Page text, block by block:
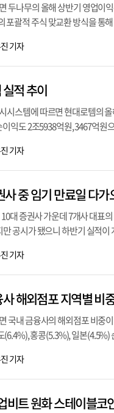
두나무의 올해 상반기 영업이
포괄적 주식 맞교환 방식을 통
기자
적 추이
시스템에 따르면 현대로템의
익도 2조5938억원, 3467억원
기자
중 임기 만료일 다
대 증권사 가운데 7개사 대표
공시가 됐으니 하반기 실적이
기자
해외점포 지역별 비
국내 금융사의 해외점포 비중
(6.4%), 홍콩(5.3%), 일본(4.5%)
기자
비트 원화 스테이블코